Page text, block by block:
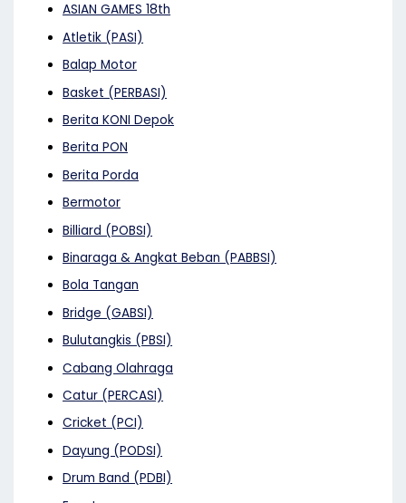
ASIAN GAMES 18th
Atletik (PASI)
Balap Motor
Basket (PERBASI)
Berita KONI Depok
Berita PON
Berita Porda
Bermotor
Billiard (POBSI)
Binaraga & Angkat Beban (PABBSI)
Bola Tangan
Bridge (GABSI)
Bulutangkis (PBSI)
Cabang Olahraga
Catur (PERCASI)
Cricket (PCI)
Dayung (PODSI)
Drum Band (PDBI)